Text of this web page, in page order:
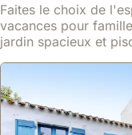
Faites le choix de
vacances pour
jardin spacieux et